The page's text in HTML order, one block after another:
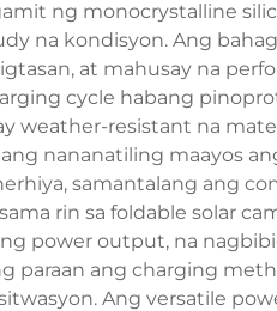
ng monocrystalline
na kondisyon. Ang
at mahusay na
cycle habang
weather-resistant na
nananatiling maayos
samantalang ang
rin sa foldable solar
power output, na
paraan ang charging
Ang versatile